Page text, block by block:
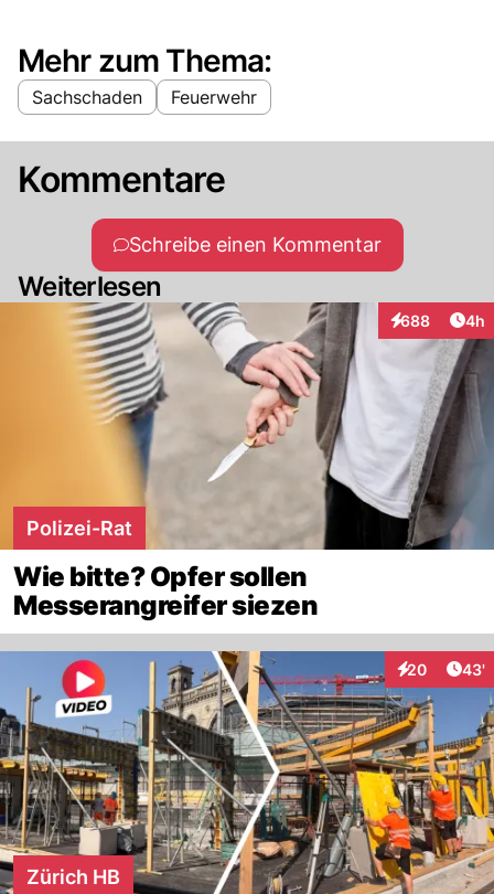
Mehr zum Thema:
Sachschaden Feuerwehr
Kommentare
Schreibe einen Kommentar
Weiterlesen
688
Interaktionen
4h
Polizei-Rat
Wie bitte? Opfer sollen
Messerangreifer siezen
20
Interaktionen
43'
Zürich HB